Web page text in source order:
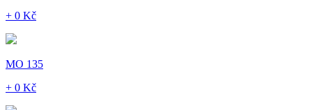
+ 0 Kč
MO 135
+ 0 Kč